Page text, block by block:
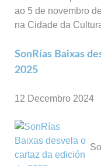
ao 5 de novembro
na Cidade da
SonRías Baixas
2025
12 Decembro 2024